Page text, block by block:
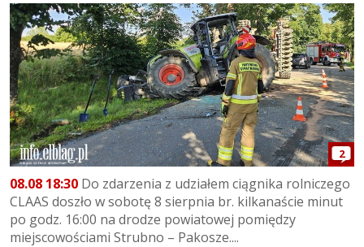
2
08.08 18:30 Do zdarzenia z udziałem ciągnika rolniczego
CLAAS doszło w sobotę 8 sierpnia br. kilkanaście minut
po godz. 16:00 na drodze powiatowej pomiędzy
miejscowościami Strubno – Pakosze....